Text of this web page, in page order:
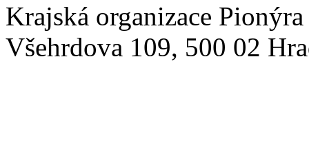
Krajská organizace
Všehrdova 109, 500 02